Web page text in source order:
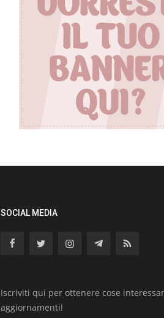
SOCIAL MEDIA
Iscriviti qui per ottenere cose
aggiornamenti!